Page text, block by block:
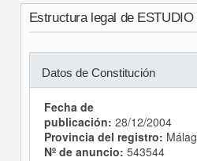
Estructura legal de
Datos de Constitución
Fecha de
publicación: 28/12/2004
Provincia del registro:
Nº de anuncio: 543544